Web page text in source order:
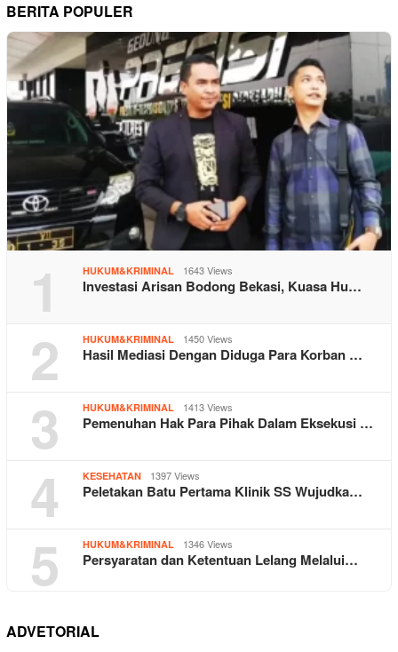
BERITA POPULER
1 HUKUM&KRIMINAL 1643 Views
Investasi Arisan Bodong Bekasi, Kuasa Hu…
2 HUKUM&KRIMINAL 1450 Views
Hasil Mediasi Dengan Diduga Para Korban …
3 HUKUM&KRIMINAL 1413 Views
Pemenuhan Hak Para Pihak Dalam Eksekusi …
4 KESEHATAN 1397 Views
Peletakan Batu Pertama Klinik SS Wujudka…
5 HUKUM&KRIMINAL 1346 Views
Persyaratan dan Ketentuan Lelang Melalui…
ADVETORIAL